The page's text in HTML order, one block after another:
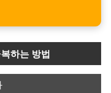
하는 방법